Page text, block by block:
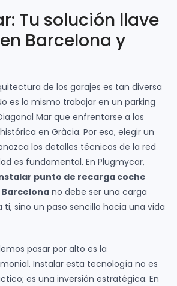
Tu solución llave
Barcelona y
de los garajes es tan diversa
es lo mismo trabajar en un parking
Mar que enfrentarse a los
en Gràcia. Por eso, elegir un
los detalles técnicos de la red
es fundamental. En Plugmycar,
punto de recarga coche
no debe ser una carga
sino un paso sencillo hacia una vida
pasar por alto es la
Instalar esta tecnología no es
es una inversión estratégica. En